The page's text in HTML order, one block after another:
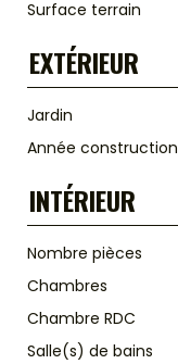
Surface terrain
EXTÉRIEUR
Jardin
Année construction
INTÉRIEUR
Nombre pièces
Chambres
Chambre RDC
Salle(s) de bains